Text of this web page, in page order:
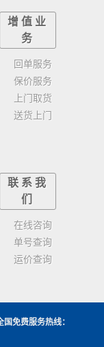
增值业
务
回单服务
保价服务
上门取货
送货上门
联系我
们
在线咨询
单号查询
运价查询
国免费服务热线：